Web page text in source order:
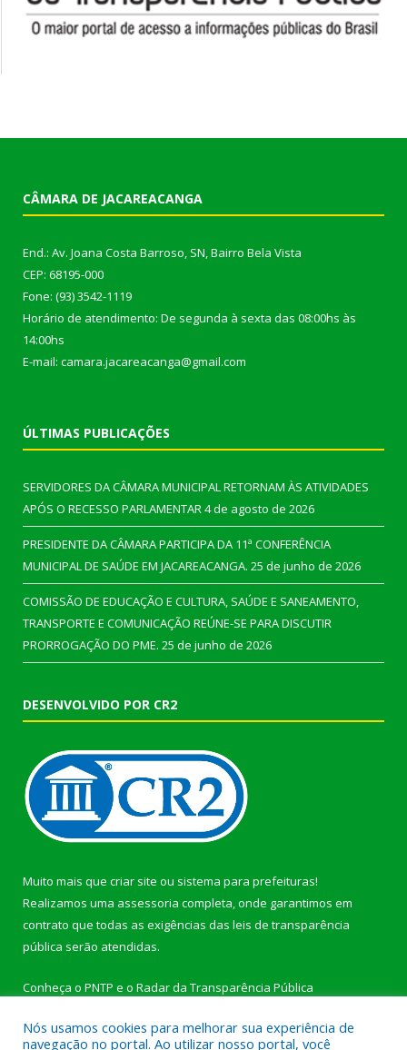
CÂMARA DE JACAREACANGA
End.: Av. Joana Costa Barroso, SN, Bairro Bela Vista
CEP: 68195-000
Fone: (93) 3542-1119
Horário de atendimento: De segunda à sexta das 08:00hs às
14:00hs
E-mail: camara.jacareacanga@gmail.com
ÚLTIMAS PUBLICAÇÕES
SERVIDORES DA CÂMARA MUNICIPAL RETORNAM ÀS ATIVIDADES
APÓS O RECESSO PARLAMENTAR4 de agosto de 2026
PRESIDENTE DA CÂMARA PARTICIPA DA 11ª CONFERÊNCIA
MUNICIPAL DE SAÚDE EM JACAREACANGA. 25 de junho de 2026
COMISSÃO DE EDUCAÇÃO E CULTURA, SAÚDE E SANEAMENTO,
TRANSPORTE E COMUNICAÇÃO REÚNE-SE PARA DISCUTIR
PRORROGAÇÃO DO PME. 25 de junho de 2026
DESENVOLVIDO POR CR2
Muito mais que criar site ou sistema para prefeituras!
Realizamos uma assessoria completa, onde garantimos em
contrato que todas as exigências das leis de transparência
pública serão atendidas.
Conheça o PNTP e o Radar da Transparência Pública
Nós usamos cookies para melhorar sua experiência de
navegação no portal. Ao utilizar nosso portal, você